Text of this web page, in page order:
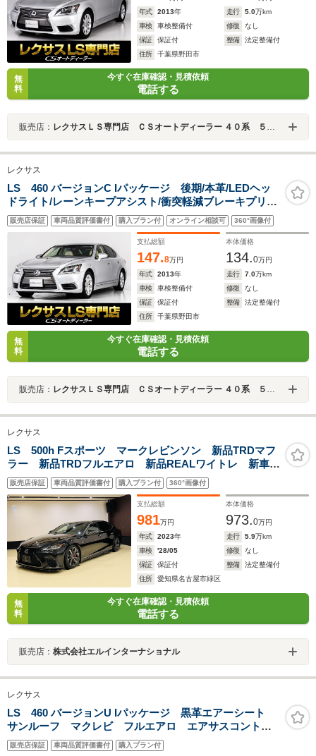
年式
2013年 走行 5.0万km
車検
車検整備付 修復
なし
保証
保証付 整備
法定整備付
住所
千葉県野田市
無
料
今すぐ在庫確認・見積依頼
電話する
販売店： レクサスＬＳ専門店 ＣＳオートディーラー ４０系 ５０系 ＬＳ／ＬＳハイブリッド 中古車専門店
レクサス
LS 460 バージョンC Iパッケージ 後期/本革/LEDヘッ
ドライト/レーンキープアシスト/衝突軽減ブレーキプリク
ラッシュセーフティ/レーダークルーズコントロー
ル/BSM/ドライバーズモニター/クリアランスソナー/アダ
プティブハイビーム/アイボリーレザー
販売店保証 車両品質評価書付 購入プラン付 オンライン相談可 360°画像付
支払総額
147.8万円
本体価格
134.0万円
年式
2013年 走行 7.0万km
車検
車検整備付 修復
なし
保証
保証付 整備
法定整備付
住所
千葉県野田市
無
料
今すぐ在庫確認・見積依頼
電話する
販売店： レクサスＬＳ専門店 ＣＳオートディーラー ４０系 ５０系 ＬＳ／ＬＳハイブリッド 中古車専門店
レクサス
LS 500h Fスポーツ マークレビンソン 新品TRDマフ
ラー 新品TRDフルエアロ 新品REALワイトレ 新車保
証 寒冷地仕様 前後ドラレコ アドバイスパーク レ
クサスチームメイト オレンジキャリパー
販売店保証 車両品質評価書付 購入プラン付 360°画像付
支払総額
981万円
本体価格
973.0万円
年式
2023年 走行 5.9万km
車検
'28/05 修復
なし
保証
保証付 整備
法定整備付
住所
愛知県名古屋市緑区
無
料
今すぐ在庫確認・見積依頼
電話する
販売店： 株式会社エルインターナショナル
レクサス
LS 460 バージョンU Iパッケージ 黒革エアーシート
サンルーフ マクレビ フルエアロ エアサスコントロ
ーラー マーベリック20インチ 新品タイヤ リアマッ
サージシート プリクラッシュ DVD再生 地デジ
販売店保証 車両品質評価書付 購入プラン付